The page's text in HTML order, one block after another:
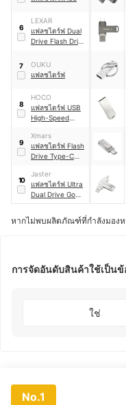
6
LEXAR
แฟลชไดร์ฟ Dual
Drive Flash Drive
7
OUKU
แฟลชไดร์ฟ
8
HOCO
แฟลชไดร์ฟ USB
High-Speed
9
Xmars
แฟลชไดร์ฟ Flash
Drive Type-C
USB A
10
Jaster
แฟลชไดร์ฟ Ultra
Dual Drive Go
USB Type-C
หากไม่พบผลิตภัณฑ์ที่กำลังมองห
การจัดอันดับสินค้าใช้เป็นข้
ใช่
No.1